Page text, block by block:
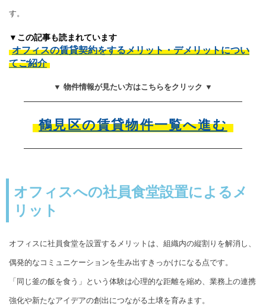
す。
▼この記事も読まれています
オフィスの賃貸契約をするメリット・デメリットについ
てご紹介
▼ 物件情報が見たい方はこちらをクリック ▼
鶴見区の賃貸物件一覧へ進む
オフィスへの社員食堂設置によるメ
リット
オフィスに社員食堂を設置するメリットは、組織内の縦割りを解消し、
偶発的なコミュニケーションを生み出すきっかけになる点です。
「同じ釜の飯を食う」という体験は心理的な距離を縮め、業務上の連携
強化や新たなアイデアの創出につながる土壌を育みます。